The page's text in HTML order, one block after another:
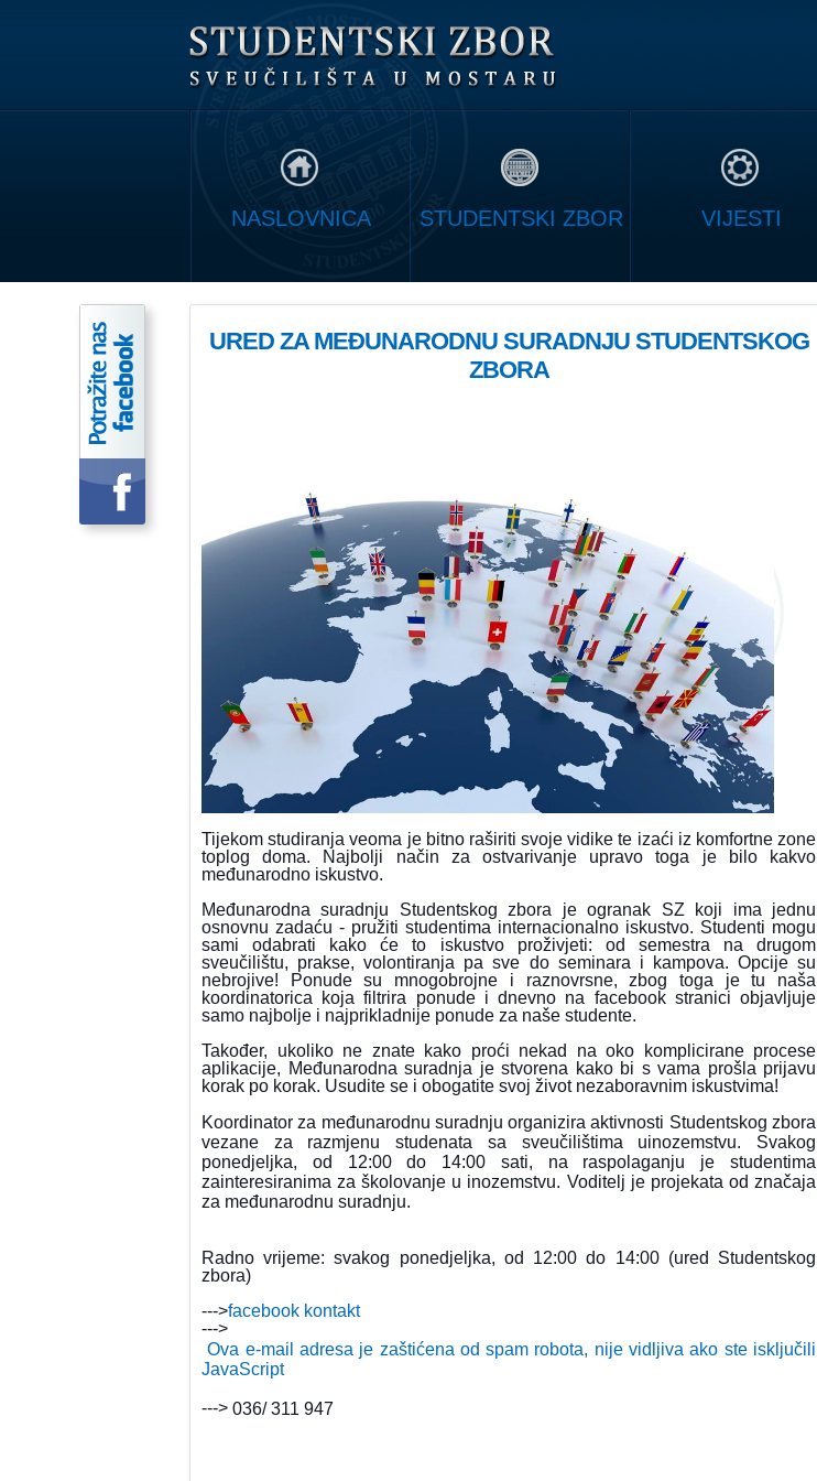
NASLOVNICA STUDENTSKI ZBOR VIJESTI
URED ZA MEĐUNARODNU SURADNJU STUDENTSKOG
ZBORA
Tijekom studiranja veoma je bitno raširiti svoje vidike te izaći iz komfortne zone
toplog doma. Najbolji način za ostvarivanje upravo toga je bilo kakvo
međunarodno iskustvo.
Međunarodna suradnju Studentskog zbora je ogranak SZ koji ima jednu
osnovnu zadaću - pružiti studentima internacionalno iskustvo. Studenti mogu
sami odabrati kako će to iskustvo proživjeti: od semestra na drugom
sveučilištu, prakse, volontiranja pa sve do seminara i kampova. Opcije su
nebrojive! Ponude su mnogobrojne i raznovrsne, zbog toga je tu naša
koordinatorica koja filtrira ponude i dnevno na facebook stranici objavljuje
samo najbolje i najprikladnije ponude za naše studente.
Također, ukoliko ne znate kako proći nekad na oko komplicirane procese
aplikacije, Međunarodna suradnja je stvorena kako bi s vama prošla prijavu
korak po korak. Usudite se i obogatite svoj život nezaboravnim iskustvima!
Koordinator za međunarodnu suradnju organizira aktivnosti Studentskog zbora
vezane za razmjenu studenata sa sveučilištima uinozemstvu. Svakog
ponedjeljka, od 12:00 do 14:00 sati, na raspolaganju je studentima
zainteresiranima za školovanje u inozemstvu. Voditelj je projekata od značaja
za međunarodnu suradnju.
Radno vrijeme: svakog ponedjeljka, od 12:00 do 14:00 (ured Studentskog
zbora)
--->facebook kontakt
--->
Ova e-mail adresa je zaštićena od spam robota, nije vidljiva ako ste isključili
JavaScript
---> 036/ 311 947